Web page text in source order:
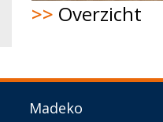
>> Overzicht
Madeko